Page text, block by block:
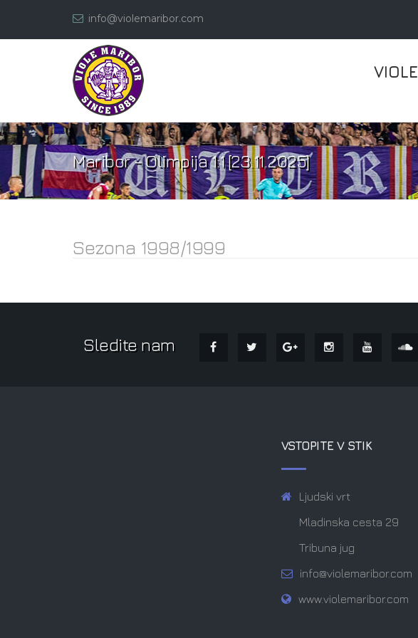
info@violemaribor.com
VIOLE
Maribor - Olimpija 1:1 [23.11.2025]
Sezona 1998/1999
Sledite nam
VSTOPITE V STIK
Ljudski vrt
Mladinska cesta 29
Tribuna jug
info@violemaribor.com
www.violemaribor.com